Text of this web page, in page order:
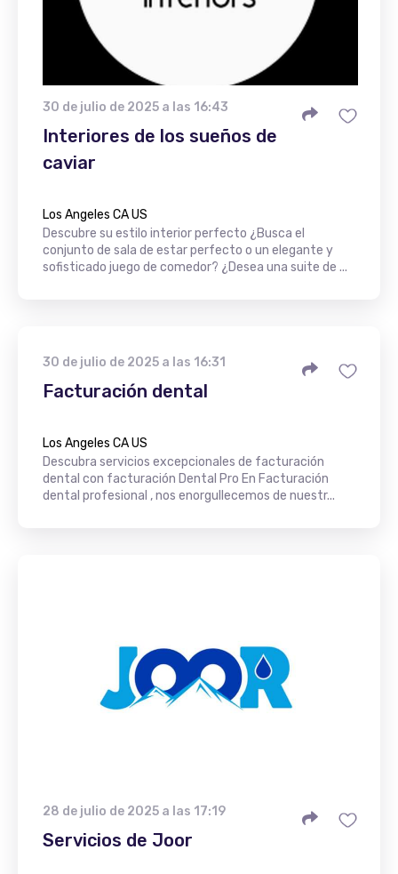
30 de julio de 2025 a las 16:43
Interiores de los sueños de
caviar
Los Angeles CA US
Descubre su estilo interior perfecto ¿Busca el
conjunto de sala de estar perfecto o un elegante y
sofisticado juego de comedor? ¿Desea una suite de ...
30 de julio de 2025 a las 16:31
Facturación dental
Los Angeles CA US
Descubra servicios excepcionales de facturación
dental con facturación Dental Pro En Facturación
dental profesional , nos enorgullecemos de nuestr...
28 de julio de 2025 a las 17:19
Servicios de Joor